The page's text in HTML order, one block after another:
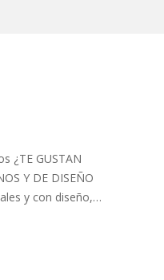
¿TE GUSTAN
Y DE DISEÑO
y con diseño,…